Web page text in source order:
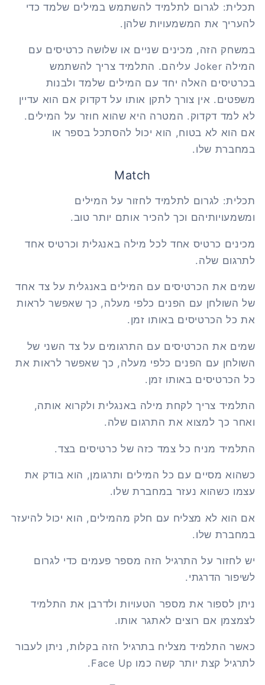
תכלית: לגרום לתלמיד להשתמש במילים שלמד כדי
להעריך את המשמעויות שלהן.
במשחק הזה, מכינים שניים או שלושה כרטיסים עם
המילה Jokerעליהם. התלמיד צריך להשתמש
בכרטיסים האלה יחד עם המילים שלמד ולבנות
משפטים. אין צורך לתקן אותו על דקדוק אם הוא עדיין
לא למד דקדוק. המטרה היא שהוא חוזר על המילים.
אם הוא לא בטוח, הוא יכול להסתכל בספר או
במחברת שלו.
Match
תכלית: לגרום לתלמיד לחזור על המילים
ומשמעויותיהם וכך להכיר אותם יותר טוב.
מכינים כרטיס אחד לכל מילה באנגלית וכרטיס אחד
לתרגום שלה.
שמים את הכרטיסים עם המילים באנגלית על צד אחד
של השולחן עם הפנים כלפי מעלה, כך שאפשר לראות
את כל הכרטיסים באותו זמן.
שמים את הכרטיסים עם התרגומים על צד השני של
השולחן עם הפנים כלפי מעלה, כך שאפשר לראות את
כל הכרטיסים באותו זמן.
התלמיד צריך לקחת מילה באנגלית ולקרוא אותה,
ואחר כך למצוא את התרגום שלה.
התלמיד מניח כל צמד כזה של כרטיסים בצד.
כשהוא מסיים עם כל המילים ותרגומן, הוא בודק את
עצמו כשהוא נעזר במחברת שלו.
אם הוא לא מצליח עם חלק מהמילים, הוא יכול להיעזר
במחברת שלו.
יש לחזור על התרגיל הזה מספר פעמים כדי לגרום
לשיפור הדרגתי.
ניתן לספור את מספר הטעויות ולדרבן את התלמיד
לצמצמן אם רוצים לאתגר אותו.
כאשר התלמיד מצליח בתרגיל הזה בקלות, ניתן לעבור
לתרגיל קצת יותר קשה כמו Face Up
.